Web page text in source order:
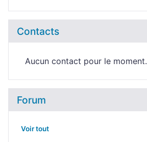
Contacts
Aucun contact pour le moment.
Forum
Voir tout